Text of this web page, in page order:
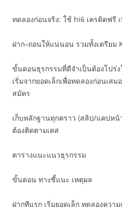
ทดลองก่อนจริง: ใช้ hi6 เครดิตฟรี
ฝาก–ถอนให้แน่นอน รวมทั้งเตรียม
ขั้นตอนธุรกรรมที่ดีจำเป็นต้องโปร่
เริ่มจากยอดเล็กเพื่อทดลองก่อนเส
สมัคร
เก็บหลักฐานทุกคราว (สลิป/แคปหน้
ต้องติดตามเคส
ตารางแนะแนวธุรกรรม
ขั้นตอน ทางชี้แนะ เหตุผล
ฝากทีแรก เริ่มยอดเล็ก ทดลองควา